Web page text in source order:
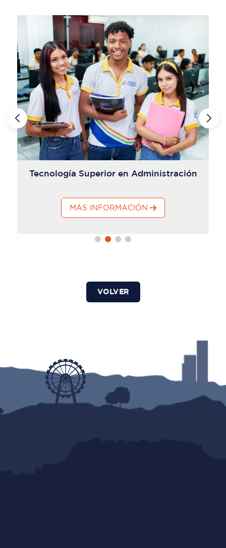
Tecnología Superior en Administración
MÁS INFORMACIÓN
VOLVER